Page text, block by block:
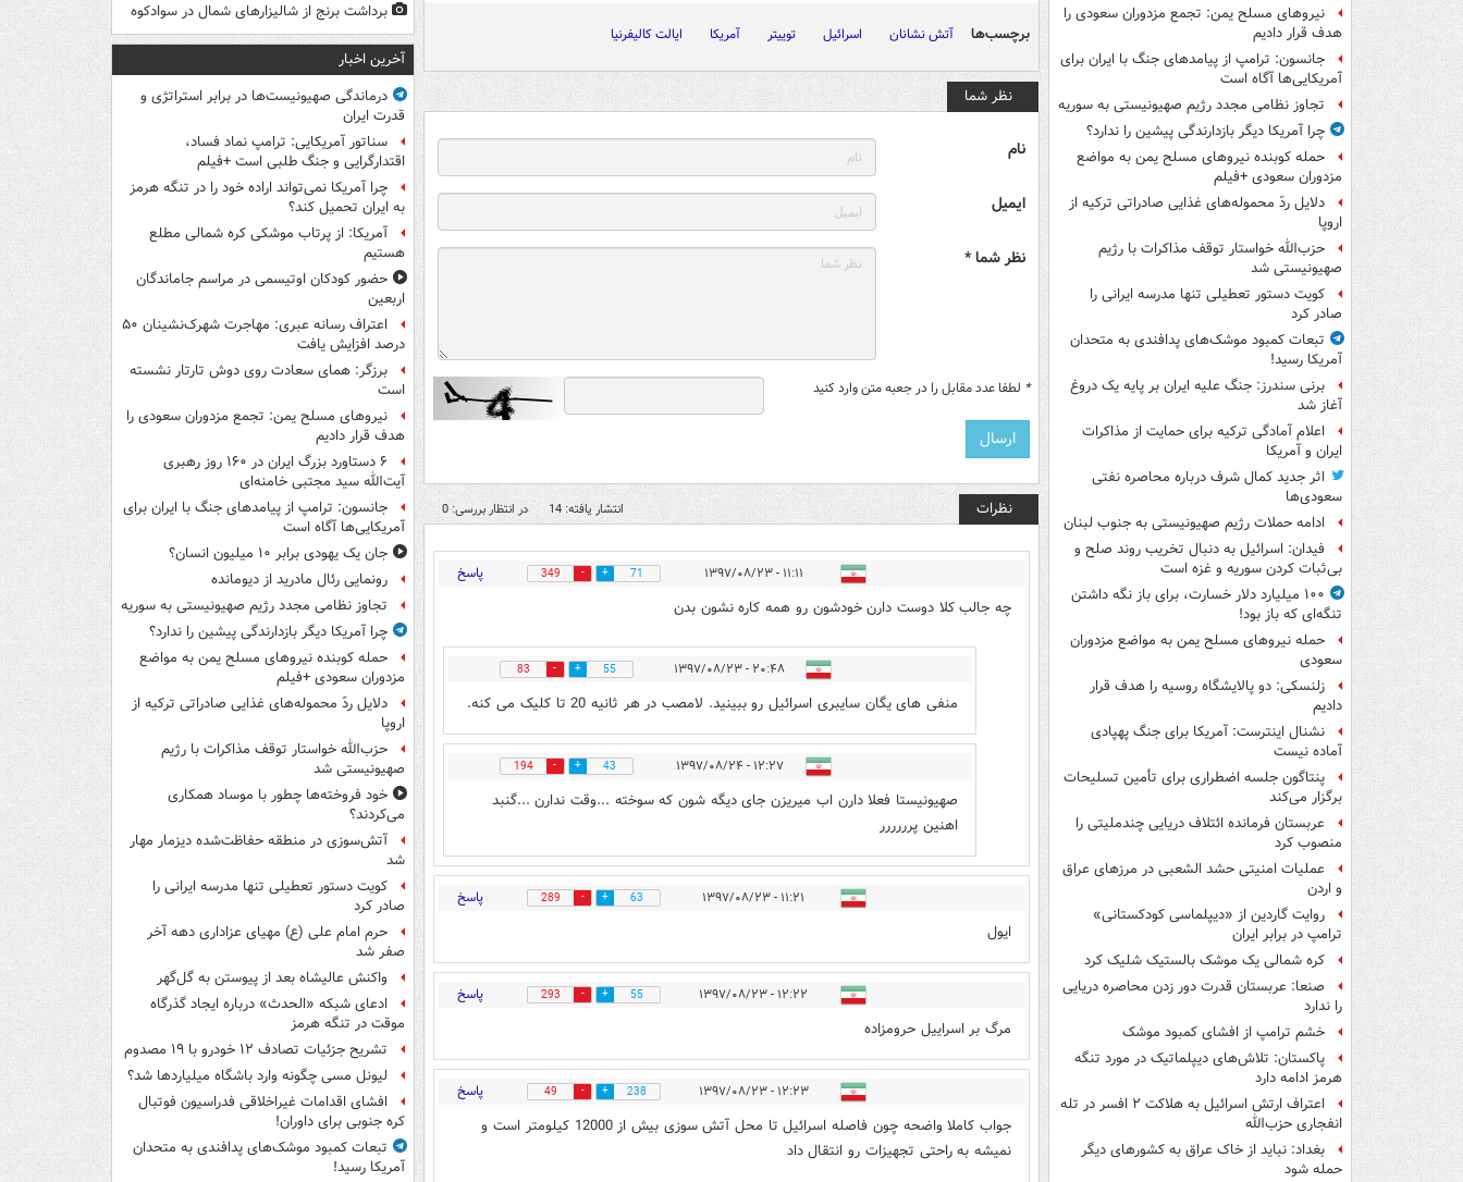
نیروهای مسلح یمن: تجمع مزدوران سعودی را
هدف قرار دادیم
جانسون: ترامپ از پیامدهای جنگ با ایران برای
آمریکایی‌ها آگاه است
تجاوز نظامی مجدد رژیم صهیونیستی به سوریه
چرا آمریکا دیگر بازدارندگی پیشین را ندارد؟
حمله کوبنده نیروهای مسلح یمن به مواضع
مزدوران سعودی +فیلم
دلایل ردّ محموله‌های غذایی صادراتی ترکیه از
اروپا
حزب‌الله خواستار توقف مذاکرات با رژیم
صهیونیستی شد
کویت دستور تعطیلی تنها مدرسه ایرانی را
صادر کرد
تبعات کمبود موشک‌های پدافندی به متحدان
آمریکا رسید!
برنی سندرز: جنگ علیه ایران بر پایه یک دروغ
آغاز شد
اعلام آمادگی ترکیه برای حمایت از مذاکرات
ایران و آمریکا
اثر جدید کمال شرف درباره محاصره نفتی
سعودی‌ها
ادامه حملات رژیم صهیونیستی به جنوب لبنان
فیدان: اسرائیل به دنبال تخریب روند صلح و
بی‌ثبات کردن سوریه و غزه است
۱۰۰ میلیارد دلار خسارت، برای باز نگه داشتن
تنگه‌ای که باز بود!
حمله نیروهای مسلح یمن به مواضع مزدوران
سعودی
زلنسکی: دو پالایشگاه روسیه را هدف قرار
دادیم
نشنال اینترست: آمریکا برای جنگ پهپادی
آماده نیست
پنتاگون جلسه اضطراری برای تأمین تسلیحات
برگزار می‌کند
عربستان فرمانده ائتلاف دریایی چندملیتی را
منصوب کرد
عملیات امنیتی حشد الشعبی در مرزهای عراق
و اردن
روایت گاردین از «دیپلماسی کودکستانی»
ترامپ در برابر ایران
کره شمالی یک موشک بالستیک شلیک کرد
صنعا: عربستان قدرت دور زدن محاصره دریایی
را ندارد
خشم ترامپ از افشای کمبود موشک
پاکستان: تلاش‌های دیپلماتیک در مورد تنگه
هرمز ادامه دارد
اعتراف ارتش اسرائیل به هلاکت ۲ افسر در تله
انفجاری حزب‌الله
بغداد: نباید از خاک عراق به کشورهای دیگر
حمله شود
برچسب‌ها آتش نشانان اسرائیل توییتر آمریکا ایالت کالیفرنیا
نظر شما
نام
ایمیل
نظر شما *
* لطفا عدد مقابل را در جعبه متن وارد کنید
نظرات انتشار یافته: 14 در انتظار بررسی: 0
۱۱:۱۱ - ۱۳۹۷/۰۸/۲۳ 71
349 پاسخ
چه جالب کلا دوست دارن خودشون رو همه کاره نشون بدن
۲۰:۴۸ - ۱۳۹۷/۰۸/۲۳ 55
83
منفی های یگان سایبری اسرائیل رو ببینید. لامصب در هر ثانیه 20 تا کلیک می کنه.
۱۲:۲۷ - ۱۳۹۷/۰۸/۲۴ 43
194
صهیونیستا فعلا دارن اب میریزن جای دیگه شون که سوخته ...وقت ندارن ...گنبد
اهنین پرررررر
۱۱:۲۱ - ۱۳۹۷/۰۸/۲۳ 63
289 پاسخ
ایول
۱۲:۲۲ - ۱۳۹۷/۰۸/۲۳ 55
293 پاسخ
مرگ بر اسراییل حرومزاده
۱۲:۲۳ - ۱۳۹۷/۰۸/۲۳ 238
49 پاسخ
جواب کاملا واضحه چون فاصله اسرائیل تا محل آتش سوزی بیش از 12000 کیلومتر است و
نمیشه به راحتی تجهیزات رو انتقال داد
برداشت برنج از شالیزارهای شمال در سوادکوه
آخرین اخبار
درماندگی صهیونیست‌ها در برابر استراتژی و
قدرت ایران
سناتور آمریکایی: ترامپ نماد فساد،
اقتدارگرایی و جنگ طلبی است +فیلم
چرا آمریکا نمی‌تواند اراده خود را در تنگه هرمز
به ایران تحمیل کند؟
آمریکا: از پرتاب موشکی کره شمالی مطلع
هستیم
حضور کودکان اوتیسمی در مراسم جاماندگان
اربعین
اعتراف رسانه عبری: مهاجرت شهرک‌نشینان ۵۰
درصد افزایش یافت
برزگر: همای سعادت روی دوش تارتار نشسته
است
نیروهای مسلح یمن: تجمع مزدوران سعودی را
هدف قرار دادیم
۶ دستاورد بزرگ ایران در ۱۶۰ روز رهبری
آیت‌الله سید مجتبی خامنه‌ای
جانسون: ترامپ از پیامدهای جنگ با ایران برای
آمریکایی‌ها آگاه است
جان یک یهودی برابر ۱۰ میلیون انسان؟
رونمایی رئال مادرید از دیومانده
تجاوز نظامی مجدد رژیم صهیونیستی به سوریه
چرا آمریکا دیگر بازدارندگی پیشین را ندارد؟
حمله کوبنده نیروهای مسلح یمن به مواضع
مزدوران سعودی +فیلم
دلایل ردّ محموله‌های غذایی صادراتی ترکیه از
اروپا
حزب‌الله خواستار توقف مذاکرات با رژیم
صهیونیستی شد
خود فروخته‌ها چطور با موساد همکاری
می‌کردند؟
آتش‌سوزی در منطقه حفاظت‌شده دیزمار مهار
شد
کویت دستور تعطیلی تنها مدرسه ایرانی را
صادر کرد
حرم امام علی (ع) مهیای عزاداری دهه آخر
صفر شد
واکنش عالیشاه بعد از پیوستن به گل‌گهر
ادعای شبکه «الحدث» درباره ایجاد گذرگاه
موقت در تنگه هرمز
تشریح جزئیات تصادف ۱۲ خودرو با ۱۹ مصدوم
لیونل مسی چگونه وارد باشگاه میلیاردها شد؟
افشای اقدامات غیراخلاقی فدراسیون فوتبال
کره جنوبی برای داوران!
تبعات کمبود موشک‌های پدافندی به متحدان
آمریکا رسید!